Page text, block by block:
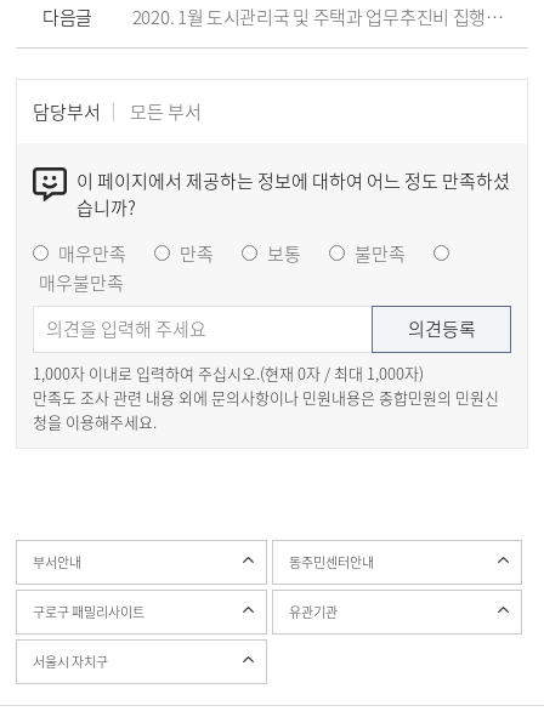
다음글 2020. 1월 도시관리국 및 주택과 업무추진비 집행내역
담당부서 모든 부서
이 페이지에서 제공하는 정보에 대하여 어느 정도 만족하셨
습니까?
매우만족
만족 보통
불만족
매우불만족
1,000자 이내로 입력하여 주십시오.(현재 0자 / 최대 1,000자)
만족도 조사 관련 내용 외에 문의사항이나 민원내용은 종합민원의 민원신
청을 이용해주세요.
부서안내 동주민센터안내
구로구 패밀리사이트 유관기관
서울시 자치구